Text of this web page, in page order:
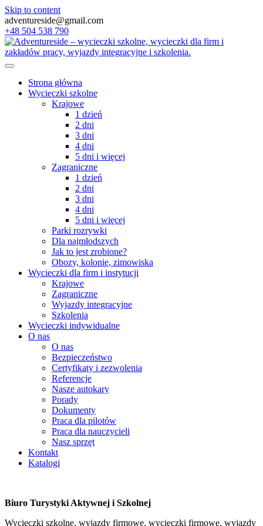
Skip to content
adventureside@gmail.com
+48 504 538 790
Strona główna
Wycieczki szkolne
Krajowe
1 dzień
2 dni
3 dni
4 dni
5 dni i więcej
Zagraniczne
1 dzień
2 dni
3 dni
4 dni
5 dni i więcej
Parki rozrywki
Dla najmłodszych
Jak to jest zrobione?
Obozy, kolonie, zimowiska
Wycieczki dla firm i instytucji
Krajowe
Zagraniczne
Wyjazdy integracyjne
Szkolenia
Wycieczki indywidualne
O nas
O nas
Bezpieczeństwo
Certyfikaty i zezwolenia
Referencje
Nasze autokary
Porady
Dokumenty
Praca dla pilotów
Praca dla nauczycieli
Nasz sprzęt
Kontakt
Katalogi
Biuro Turystyki Aktywnej i Szkolnej
Wycieczki szkolne, wyjazdy firmowe, wycieczki firmowe, wyjazdy